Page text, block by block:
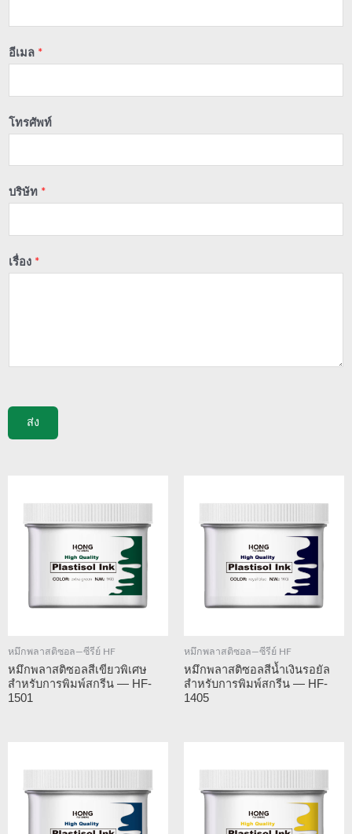
อีเมล *
โทรศัพท์
บริษัท *
เรื่อง *
ส่ง
หมึกพลาสติซอล—ซีรีย์ HF
หมึกพลาสติซอลสีเขียวพิเศษ
สำหรับการพิมพ์สกรีน — HF-
1501
หมึกพลาสติซอล—ซีรีย์ HF
หมึกพลาสติซอลสีน้ำเงินรอยัล
สำหรับการพิมพ์สกรีน — HF-
1405